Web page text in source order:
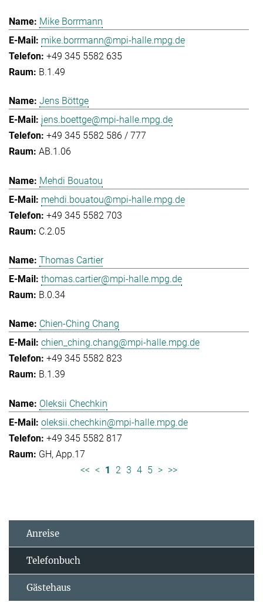
Mike Borrmann
mike.borrmann@mpi-halle.mpg.de
+49 345 5582 635
B.1.49
Jens Böttge
jens.boettge@mpi-halle.mpg.de
+49 345 5582 586 / 777
AB.1.06
Mehdi Bouatou
mehdi.bouatou@mpi-halle.mpg.de
+49 345 5582 703
C.2.05
Thomas Cartier
thomas.cartier@mpi-halle.mpg.de
B.0.34
Chien-Ching Chang
chien_ching.chang@mpi-halle.mpg.de
+49 345 5582 823
B.1.39
Oleksii Chechkin
oleksii.chechkin@mpi-halle.mpg.de
+49 345 5582 817
GH, App.17
<< < 1 2 3 4 5 > >>
Anreise
Telefonbuch
Gästehaus